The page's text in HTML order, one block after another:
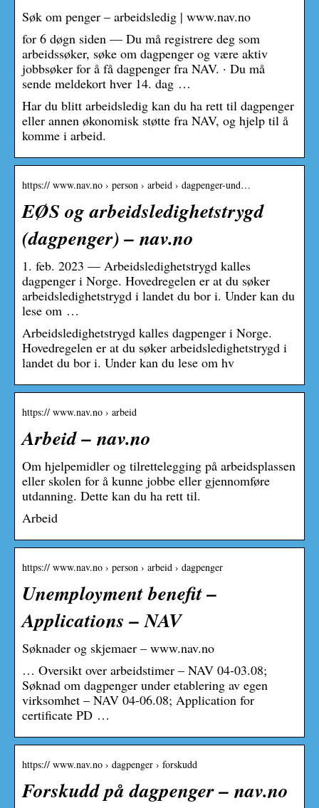
Søk om penger – arbeidsledig | www.nav.no
for 6 døgn siden — Du må registrere deg som
arbeidssøker, søke om dagpenger og være aktiv
jobbsøker for å få dagpenger fra NAV. · Du må
sende meldekort hver 14. dag …
Har du blitt arbeidsledig kan du ha rett til dagpenger
eller annen økonomisk støtte fra NAV, og hjelp til å
komme i arbeid.
https:// www.nav.no › person › arbeid › dagpenger-und…
EØS og arbeidsledighetstrygd
(dagpenger) – nav.no
1. feb. 2023 — Arbeidsledighetstrygd kalles
dagpenger i Norge. Hovedregelen er at du søker
arbeidsledighetstrygd i landet du bor i. Under kan du
lese om …
Arbeidsledighetstrygd kalles dagpenger i Norge.
Hovedregelen er at du søker arbeidsledighetstrygd i
landet du bor i. Under kan du lese om hv
https:// www.nav.no › arbeid
Arbeid – nav.no
Om hjelpemidler og tilrettelegging på arbeidsplassen
eller skolen for å kunne jobbe eller gjennomføre
utdanning. Dette kan du ha rett til.
Arbeid
https:// www.nav.no › person › arbeid › dagpenger
Unemployment benefit –
Applications – NAV
Søknader og skjemaer – www.nav.no
… Oversikt over arbeidstimer – NAV 04-03.08;
Søknad om dagpenger under etablering av egen
virksomhet – NAV 04-06.08; Application for
certificate PD …
https:// www.nav.no › dagpenger › forskudd
Forskudd på dagpenger – nav.no